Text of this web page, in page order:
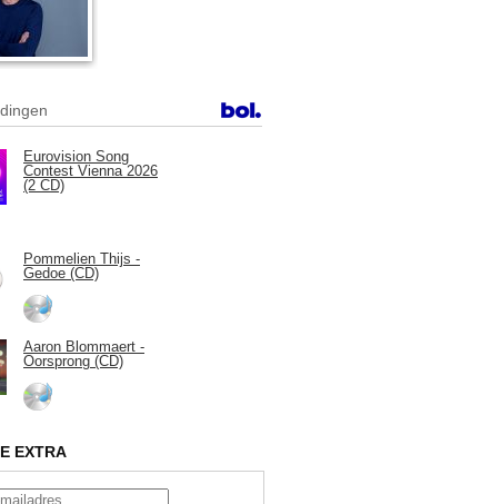
Eurovision Song
Contest Vienna 2026
(2 CD)
Pommelien Thijs -
Gedoe (CD)
Aaron Blommaert -
Oorsprong (CD)
EXTRA